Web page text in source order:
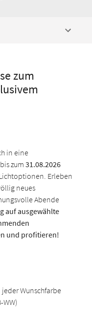
zum
in eine
zum31.08.2026
Erleben
neues
Abende
auf ausgewählte
und profitieren!
Wunschfarbe